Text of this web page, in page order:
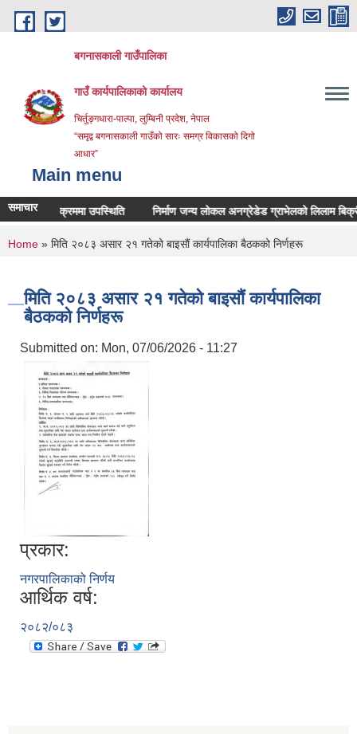
Skip to main content
बगनासकाली गाउँपालिका
गाउँ कार्यपालिकाको कार्यालय
चिर्तुङ्गधारा-पाल्पा, लुम्बिनी प्रदेश, नेपाल
“समृद्व बगनासकाली गाउँको सारः समग्र विकासको दिगो
आधार”
Main menu
समाचार
कार्यक्रममा उपस्थिति निर्माण जन्य लोकल अनग्रेडेड ग्राभेलको लिलाम बिक्रीका
You are here
Home » मिति २०८३ असार २१ गतेको बाइसाैं कार्यपालिका बैठकको निर्णहरू
मिति २०८३ असार २१ गतेको बाइसाैं कार्यपालिका
बैठकको निर्णहरू
Submitted on: Mon, 07/06/2026 - 11:27
प्रकार:
नगरपालिकाको निर्णय
आर्थिक वर्ष:
२०८२/०८३